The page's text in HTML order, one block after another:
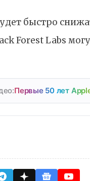
быстро
Forest Labs
Первые 50 лет